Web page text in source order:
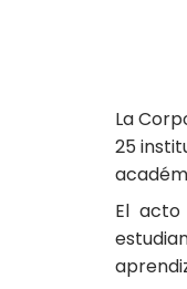
La
25
El acto